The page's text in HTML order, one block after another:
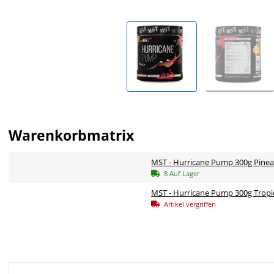
Warenkorbmatrix
MST - Hurricane Pump 300g
8 Auf Lager
MST - Hurricane Pump 300g
Artikel vergriffen